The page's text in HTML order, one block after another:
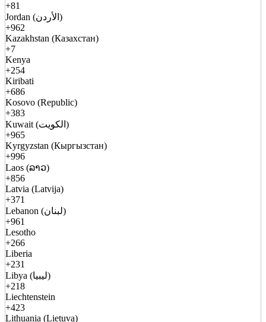
+81
Jordan (الأردن)
+962
Kazakhstan (Казахстан)
+7
Kenya
+254
Kiribati
+686
Kosovo (Republic)
+383
Kuwait (الكويت)
+965
Kyrgyzstan (Кыргызстан)
+996
Laos (ລາວ)
+856
Latvia (Latvija)
+371
Lebanon (لبنان)
+961
Lesotho
+266
Liberia
+231
Libya (ليبيا)
+218
Liechtenstein
+423
Lithuania (Lietuva)